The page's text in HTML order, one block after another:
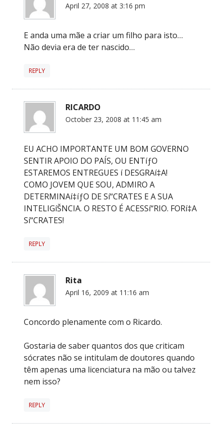
April 27, 2008 at 3:16 pm
E anda uma mãe a criar um filho para isto…
Não devia era de ter nascido…
REPLY
RICARDO
October 23, 2008 at 11:45 am
EU ACHO IMPORTANTE UM BOM GOVERNO
SENTIR APOIO DO PAÍS, OU ENTíƒO
ESTAREMOS ENTREGUES í DESGRAí‡A!
COMO JOVEM QUE SOU, ADMIRO A
DETERMINAí‡íƒO DE Sí“CRATES E A SUA
INTELIGíŠNCIA. O RESTO É ACESSí“RIO. FORí‡A
Sí“CRATES!
REPLY
Rita
April 16, 2009 at 11:16 am
Concordo plenamente com o Ricardo.
Gostaria de saber quantos dos que criticam
sócrates não se intitulam de doutores quando
têm apenas uma licenciatura na mão ou talvez
nem isso?
REPLY